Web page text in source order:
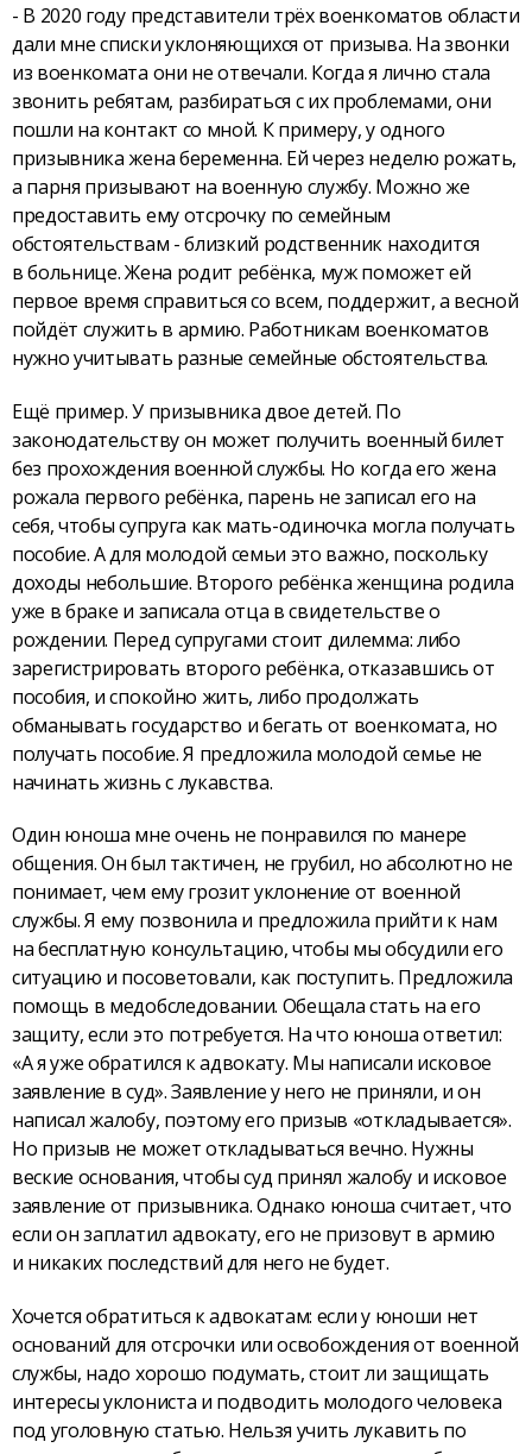
- В 2020 году представители трёх военкоматов области
дали мне списки уклоняющихся от призыва. На звонки
из военкомата они не отвечали. Когда я лично стала
звонить ребятам, разбираться с их проблемами, они
пошли на контакт со мной. К примеру, у одного
призывника жена беременна. Ей через неделю рожать,
а парня призывают на военную службу. Можно же
предоставить ему отсрочку по семейным
обстоятельствам - близкий родственник находится
в больнице. Жена родит ребёнка, муж поможет ей
первое время справиться со всем, поддержит, а весной
пойдёт служить в армию. Работникам военкоматов
нужно учитывать разные семейные обстоятельства.
Ещё пример. У призывника двое детей. По
законодательству он может получить военный билет
без прохождения военной службы. Но когда его жена
рожала первого ребёнка, парень не записал его на
себя, чтобы супруга как мать-одиночка могла получать
пособие. А для молодой семьи это важно, поскольку
доходы небольшие. Второго ребёнка женщина родила
уже в браке и записала отца в свидетельстве о
рождении. Перед супругами стоит дилемма: либо
зарегистрировать второго ребёнка, отказавшись от
пособия, и спокойно жить, либо продолжать
обманывать государство и бегать от военкомата, но
получать пособие. Я предложила молодой семье не
начинать жизнь с лукавства.
Один юноша мне очень не понравился по манере
общения. Он был тактичен, не грубил, но абсолютно не
понимает, чем ему грозит уклонение от военной
службы. Я ему позвонила и предложила прийти к нам
на бесплатную консультацию, чтобы мы обсудили его
ситуацию и посоветовали, как поступить. Предложила
помощь в медобследовании. Обещала стать на его
защиту, если это потребуется. На что юноша ответил:
«А я уже обратился к адвокату. Мы написали исковое
заявление в суд». Заявление у него не приняли, и он
написал жалобу, поэтому его призыв «откладывается».
Но призыв не может откладываться вечно. Нужны
веские основания, чтобы суд принял жалобу и исковое
заявление от призывника. Однако юноша считает, что
если он заплатил адвокату, его не призовут в армию
и никаких последствий для него не будет.
Хочется обратиться к адвокатам: если у юноши нет
оснований для отсрочки или освобождения от военной
службы, надо хорошо подумать, стоит ли защищать
интересы уклониста и подводить молодого человека
под уголовную статью. Нельзя учить лукавить по